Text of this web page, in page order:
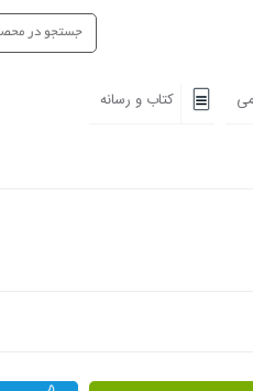
کتاب و رسانه